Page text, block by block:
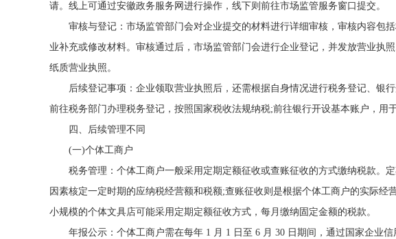
请。线上可通过安徽政务服务网进行操作，线下则前往市场监管服务窗口提交。
审核与登记：市场监管部门会对企业提交的材料进行详细审核，审核内容包
业补充或修改材料。审核通过后，市场监管部门会进行企业登记，并发放营业执
纸质营业执照。
后续登记事项：企业领取营业执照后，还需根据自身情况进行税务登记、银
前往税务部门办理税务登记，按照国家税收法规纳税;前往银行开设基本账户，用
四、后续管理不同
(一)个体工商户
税务管理：个体工商户一般采用定期定额征收或查账征收的方式缴纳税款。
因素核定一定时期的应纳税经营额和税额;查账征收则是根据个体工商户的实际
小规模的个体文具店可能采用定期定额征收方式，每月缴纳固定金额的税款。
年报公示：个体工商户需在每年 1 月 1 日至 6 月 30 日期间，通过国家企业